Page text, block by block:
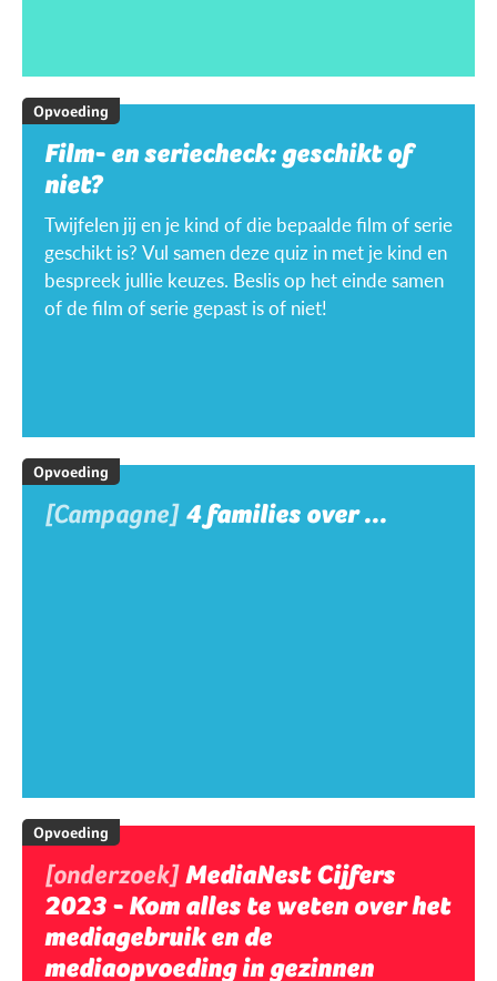
Opvoeding
Film- en seriecheck: geschikt of
niet?
Twijfelen jij en je kind of die bepaalde film of serie
geschikt is? Vul samen deze quiz in met je kind en
bespreek jullie keuzes. Beslis op het einde samen
of de film of serie gepast is of niet!
Opvoeding
[Campagne] 4 families over ...
Opvoeding
[onderzoek]MediaNest Cijfers
2023 - Kom alles te weten over het
mediagebruik en de
mediaopvoeding in gezinnen